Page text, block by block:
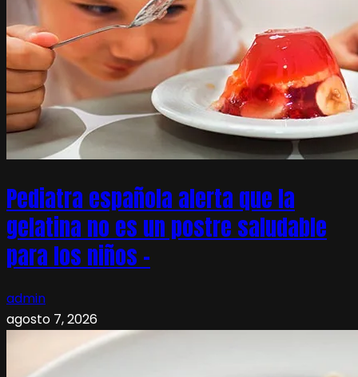
Pediatra española alerta que la
gelatina no es un postre saludable
para los niños –
admin
agosto 7, 2026